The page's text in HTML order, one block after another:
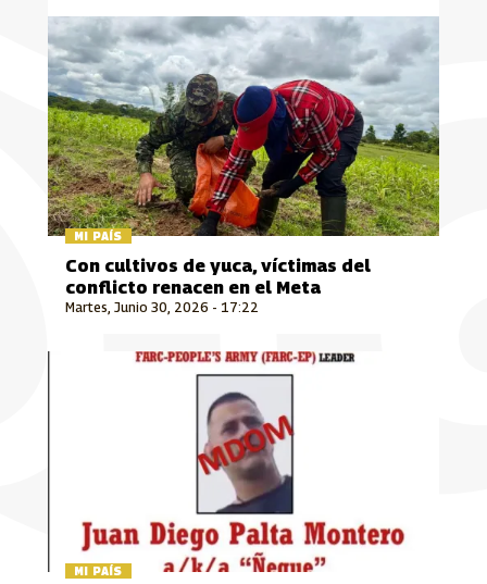
cinematográficos más importantes de Suramérica que se
desarrolla en Brasil.
MI PAÍS
Martes, Junio 30, 2026 - 17:22
Con cultivos de yuca, víctimas del
conflicto renacen en el Meta
MI PAÍS